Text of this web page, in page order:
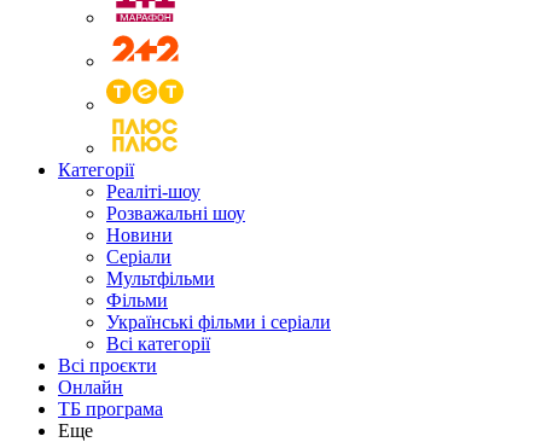
Категорії
Реаліті-шоу
Розважальні шоу
Новини
Серіали
Мультфільми
Фільми
Українські фільми і серіали
Всі категорії
Всі проєкти
Онлайн
ТБ програма
Еще